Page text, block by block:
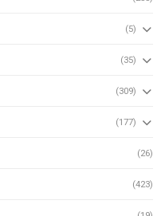
(5)
(35)
(309)
(177)
(26)
(423)